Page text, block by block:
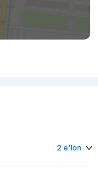
2 e'lon